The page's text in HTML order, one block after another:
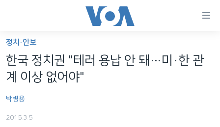
가
능
링
인
세계
라디오
프로그램
정치·안보
한국 정치권 "테러 용납 안 돼…미·한 관
계 이상 없어야"
박병용
2015.3.5